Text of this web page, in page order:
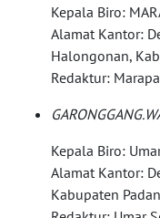
Kepala Biro:
Alamat Kantor:
Halongonan,
Redaktur:
Kepala Biro:
Alamat Kantor:
Kabupaten
WAHANANEWS
NET
SPORT
WAHANA
UMKM